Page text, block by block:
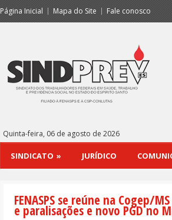
Página Inicial Mapa do Site Fale conosco
Quinta-feira, 06 de agosto de 2026
SINDICATO » JURÍDICO
FENASPS se reúne na Cogep/
e paralisações e novo PGD no